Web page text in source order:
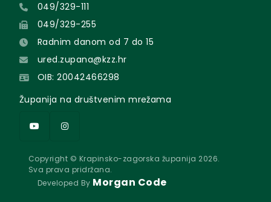
049/329-111
049/329-255
Radnim danom od 7 do 15
ured.zupana@kzz.hr
OIB: 20042466298
Županija na društvenim mrežama
Copyright © Krapinsko-zagorska županija 2026.
Sva prava pridržana.
Developed By Morgan Code